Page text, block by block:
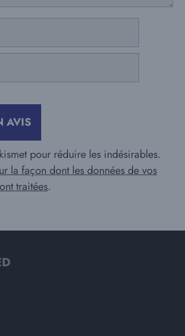
pour réduire les indésirables.
la façon dont les données de vos
traitées.